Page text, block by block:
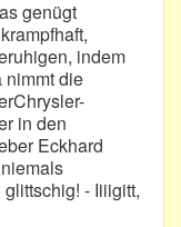
genügt
indem
nimmt die
in den
Eckhard
- Iiiigitt,